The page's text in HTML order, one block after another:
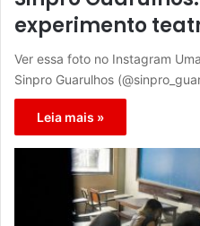
experimento
Ver essa foto no Instagram
Sinpro Guarulhos
Leia mais »